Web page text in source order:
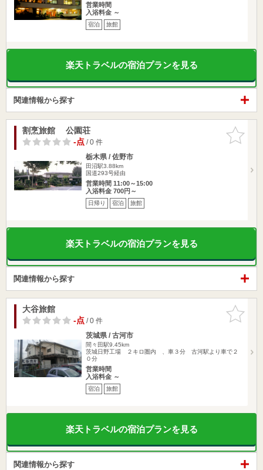
営業時間
入浴料金 ～
宿泊 旅館
楽天トラベルの宿泊プランを見る
関連情報から探す
お気に入
りに追加
割烹旅館 公園荘
-点/ 0 件
栃木県 / 佐野市
田沼駅3.88km
国道293号経由
営業時間 11:00～15:00
入浴料金 700円～
日帰り 宿泊 旅館
楽天トラベルの宿泊プランを見る
関連情報から探す
お気に入
りに追加
大谷旅館
-点/ 0 件
茨城県 / 古河市
間々田駅9.45km
茨城日野工場 ２キロ圏内 、車３分 古河駅より車で２
０分
営業時間
入浴料金 ～
宿泊 旅館
楽天トラベルの宿泊プランを見る
関連情報から探す